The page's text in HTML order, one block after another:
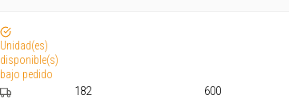
Unidad(es)
disponible(s)
bajo pedido
182 600